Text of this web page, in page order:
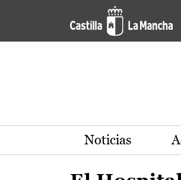
Pasar al contenido principal
Actualidad de la
Noticias